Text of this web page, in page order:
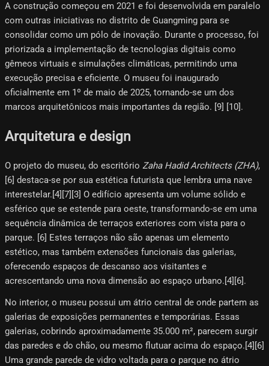
A construção começou em 2021 e foi desenvolvida em paralelo
com outras iniciativas no distrito de Guangming para se
consolidar como um pólo de inovação. Durante o processo, foi
priorizada a implementação de tecnologias digitais como
gêmeos virtuais e simulações climáticas, permitindo uma
execução precisa e eficiente. O museu foi inaugurado
oficialmente em 1º de maio de 2025, tornando-se um dos
marcos arquitetônicos mais importantes da região. [9]​ [10]​.
Arquitetura e design
O projeto do museu, do escritório Zaha Hadid Architects (ZHA),
[6]​ destaca-se por sua estética futurista que lembra uma nave
interestelar.[4]​[7]​[3]​ O edifício apresenta um volume sólido e
esférico que se estende para oeste, transformando-se em uma
sequência dinâmica de terraços exteriores com vista para o
parque. [6]​ Estes terraços não são apenas um elemento
estético, mas também extensões funcionais das galerias,
oferecendo espaços de descanso aos visitantes e
acrescentando uma nova dimensão ao espaço urbano.[4]​[6]​.
No interior, o museu possui um átrio central de onde partem as
galerias de exposições permanentes e temporárias. Essas
galerias, cobrindo aproximadamente 35.000 m², parecem surgir
das paredes e do chão, ou mesmo flutuar acima do espaço.[4]​[6]​
Uma grande parede de vidro voltada para o parque no átrio